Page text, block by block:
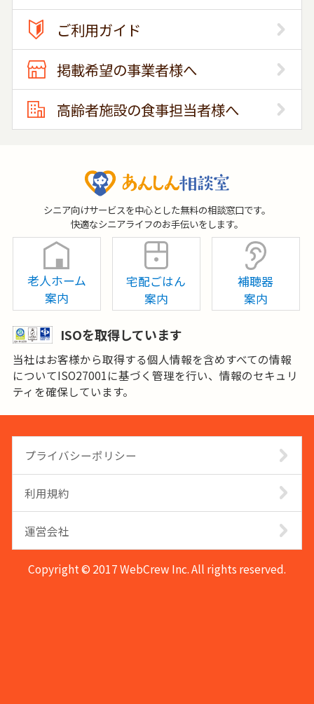
ご利用ガイド
掲載希望の事業者様へ
高齢者施設の食事担当者様へ
シニア向けサービスを中心とした無料の相談窓口です。
快適なシニアライフのお手伝いをします。
老人ホーム
案内
宅配ごはん
案内
補聴器
案内
ISOを取得しています
当社はお客様から取得する個人情報を含めすべての情報
についてISO27001に基づく管理を行い、情報のセキュリ
ティを確保しています。
プライバシーポリシー
利用規約
運営会社
Copyright © 2017 WebCrew Inc. All rights reserved.